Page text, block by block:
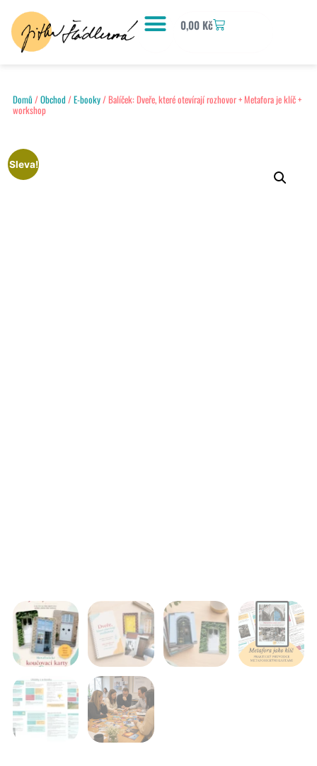
0,00 Kč
Domů /Obchod /E-booky/ Balíček: Dveře, které otevírají rozhovor + Metafora je klíč +
workshop
Sleva!